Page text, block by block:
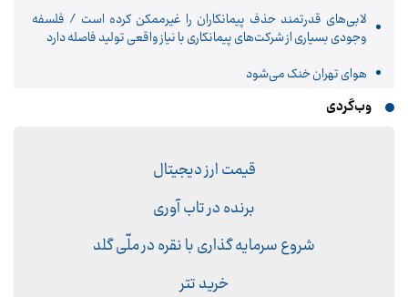
لابی‌های قدرتمند حذف پیمانکاران را غیرممکن کرده است / فلسفه
وجودی بسیاری از شرکت‌های پیمانکاری با نیاز واقعی تولید فاصله دارد
هوای تهران خنک می‌شود
وب‌گردی
قیمت ارز دیجیتال
برنده در تاب آوری
شروع سرمایه گذاری با نقره در ملّی گلد
خرید تتر